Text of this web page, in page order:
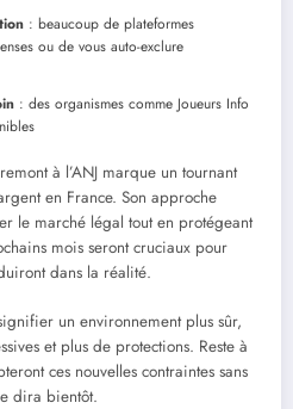
: beaucoup de plateformes
ou de vous auto-exclure
: des organismes comme Joueurs Info
à l’ANJ marque un tournant
en France. Son approche
le marché légal tout en protégeant
mois seront cruciaux pour
dans la réalité.
un environnement plus sûr,
et plus de protections. Reste à
ces nouvelles contraintes sans
dira bientôt.